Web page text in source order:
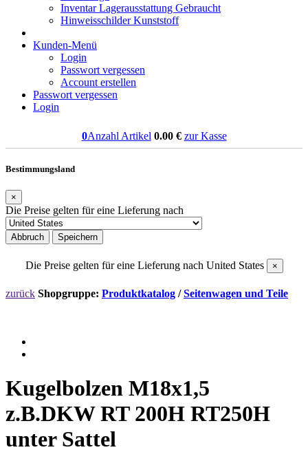
Inventar Lagerausstattung Gebraucht
Hinweisschilder Kunststoff
Kunden-Menü
Login
Passwort vergessen
Account erstellen
Passwort vergessen
Login
0Anzahl Artikel 0.00€ zur Kasse
Bestimmungsland
×
Die Preise gelten für eine Lieferung nach
Abbruch Speichern
Die Preise gelten für eine Lieferung nach United States ×
zurück Shopgruppe: Produktkatalog /Seitenwagen und Teile
Kugelbolzen M18x1,5
z.B.DKW RT 200H RT250H
unter Sattel